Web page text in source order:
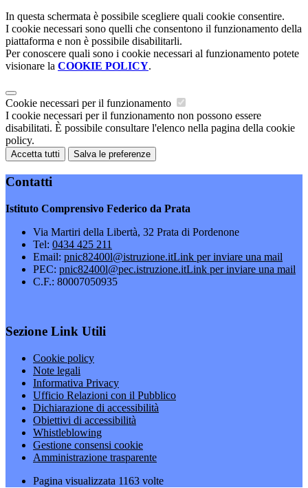
In questa schermata è possibile scegliere quali cookie consentire.
I cookie necessari sono quelli che consentono il funzionamento della
piattaforma e non è possibile disabilitarli.
Per conoscere quali sono i cookie necessari al funzionamento potete
visionare la COOKIE POLICY.
Cookie necessari per il funzionamento
I cookie necessari per il funzionamento non possono essere
disabilitati. È possibile consultare l'elenco nella pagina della cookie
policy.
Accetta tutti Salva le preferenze
Contatti
Istituto Comprensivo Federico da Prata
Via Martiri della Libertà, 32 Prata di Pordenone
Tel: 0434 425 211
Email: pnic82400l@istruzione.itLink per inviare una mail
PEC: pnic82400l@pec.istruzione.itLink per inviare una mail
C.F.: 80007050935
Sezione Link Utili
Cookie policy
Note legali
Informativa Privacy
Ufficio Relazioni con il Pubblico
Dichiarazione di accessibilità
Obiettivi di accessibilità
Whistleblowing
Gestione consensi cookie
Amministrazione trasparente
Pagina visualizzata 1163 volte